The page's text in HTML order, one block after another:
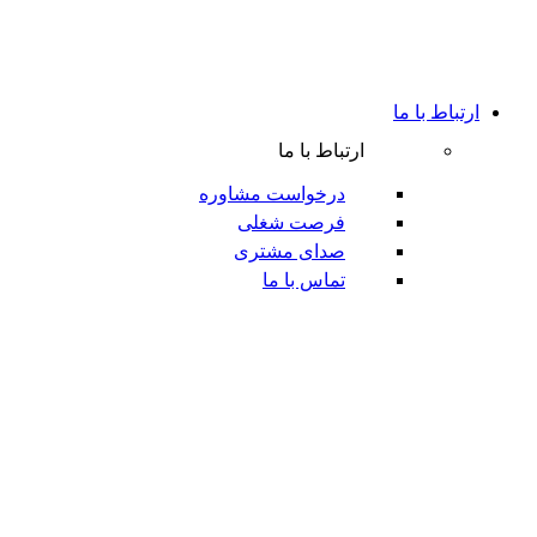
ارتباط با ما
ارتباط با ما
درخواست مشاوره
فرصت شغلی
صدای مشتری
تماس با ما